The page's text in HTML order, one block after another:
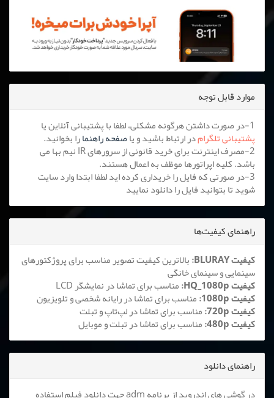
موارد قابل توجه
1-در صورت داشتن هرگونه مشکلی، لطفا با پشتیبانی آنلاین یا
پشتیبانی تلگرامدر ارتباط باشید و یاصفحه راهنمارا بخوانید.
2-مصرف اینترنت برای خرید قانونی از سرورهای IR نیم بها می
باشد. کلیه اپراتورها موظف به اعمال هستند.
3-در صورتی که فایل را خریداری کرده اید لطفا ابتدا وارد سایت
شوید تا بتوانید فایل را دانلود نمایید
راهنمای کیفیت‌ها
کیفیت BLURAY:
بالاترین کیفیت تصویر مناسب برای پروژکتورهای
سینمایی و سینمای خانگی
کیفیت HQ_1080p: مناسب برای تماشا در نمایشگر LCD
کیفیت 1080p: مناسب برای تماشا در رایانه شخصی و تلویزیون
کیفیت 720p: مناسب برای تماشا در لپ‌تاپ و تبلت
کیفیت 480p: مناسب برای تماشا در تبلت و موبایل
راهنمای دانلود
در گوشی های اندروید از برنامه adm جهت دانلود فیلم استفاده